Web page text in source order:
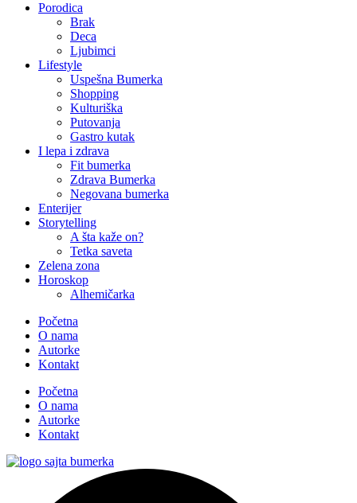
Porodica
Brak
Deca
Ljubimci
Lifestyle
Uspešna Bumerka
Shopping
Kulturiška
Putovanja
Gastro kutak
I lepa i zdrava
Fit bumerka
Zdrava Bumerka
Negovana bumerka
Enterijer
Storytelling
A šta kaže on?
Tetka saveta
Zelena zona
Horoskop
Alhemičarka
Početna
O nama
Autorke
Kontakt
Početna
O nama
Autorke
Kontakt